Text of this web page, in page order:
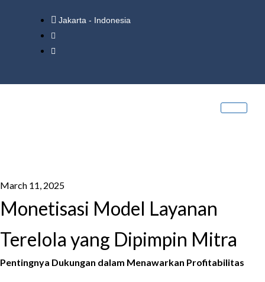
Jakarta - Indonesia
March 11, 2025
Monetisasi Model Layanan
Terelola yang Dipimpin Mitra
Pentingnya Dukungan dalam Menawarkan Profitabilitas